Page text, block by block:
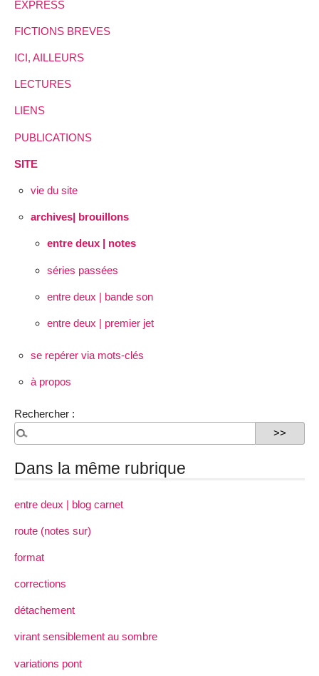
EXPRESS
FICTIONS BREVES
ICI, AILLEURS
LECTURES
LIENS
PUBLICATIONS
SITE
vie du site
archives| brouillons
entre deux | notes
séries passées
entre deux | bande son
entre deux | premier jet
se repérer via mots-clés
à propos
Rechercher :
Dans la même rubrique
entre deux | blog carnet
route (notes sur)
format
corrections
détachement
virant sensiblement au sombre
variations pont